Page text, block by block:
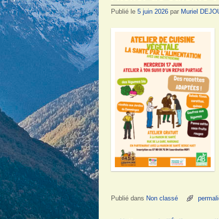
Publié le 5 juin 2026 par Muriel
Publié dans Non classé